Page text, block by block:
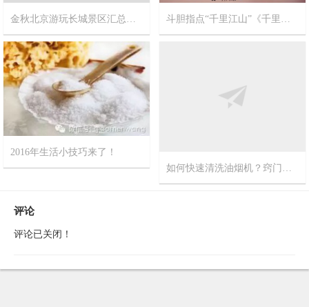
金秋北京游玩长城景区汇总精华帖【不止一个长城呦！】
2017-10-11 9
斗胆指点“千里江山”《千里江山图》北宋宫廷画师王希孟作品
2016年生活小技巧来了！
评论
评论已关闭！